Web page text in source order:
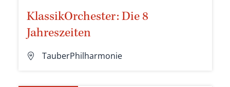
KlassikOrchester: Die 8
Jahreszeiten
TauberPhilharmonie